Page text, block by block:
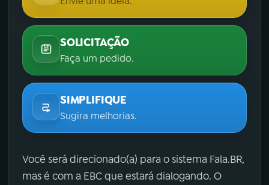
SOLICITAÇÃO
Faça um pedido.
SIMPLIFIQUE
Sugira melhorias.
Você será direcionado(a) para o sistema Fala.BR,
mas é com a EBC que estará dialogando. O